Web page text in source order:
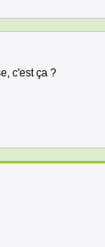
c'est ça ?